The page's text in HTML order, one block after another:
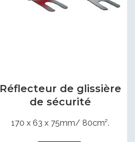
Réflecteur de glissière
de sécurité
170 x 63 x 75mm/ 80cm².